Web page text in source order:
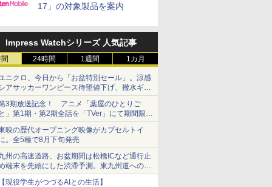
17」の対象製品を案内
Impress Watchシリーズ 人気記事
24時間 1週間 1カ月
ニクロ、今日から「お盆特別セール」。涼感
アサッカーワンピース待望値下げ、撥水ギア
ョーツは1990円に
3期放送記念！ アニメ「薬屋のひとりご
」第1期・第2期全話を「TVer」にて期間限定
順次無料配信開始
映の歴代オープニング映像がカプセルトイ
。全5種で8月下旬発売
州の高速道路、お盆期間は松橋ICなど通行止
端末を先頭にした渋滞予測。東九州道への迂
は料金調整を実施
現役学生がつづるAIとの生活】